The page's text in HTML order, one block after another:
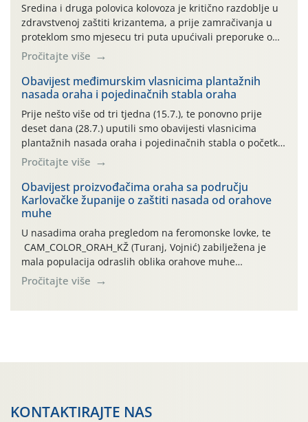
Sredina i druga polovica kolovoza je kritično razdoblje u
zdravstvenoj zaštiti krizantema, a prije zamračivanja u
proteklom smo mjesecu tri puta upućivali preporuke o
preventivnim mjerama zaštite krizantema od najčešćih
uzročnika bolesti, štetnika i fito-fagnih grinja (23.7., 14.7.,
06.7.)! Na početku ovog mjeseca je zabilježeno je
povijesno i ekstremno vruće meteorološko razdoblje, uz
najviše temperature […]
Pročitajte više
Obavijest međimurskim vlasnicima plantažnih
nasada oraha i pojedinačnih stabla oraha
Prije nešto više od tri tjedna (15.7.), te ponovno prije
deset dana (28.7.) uputili smo obavijesti vlasnicima
plantažnih nasada oraha i pojedinačnih stabla o početku
leta i ovogodišnjoj potrebi usmjerenog suzbijanja
orahove muhe (Rhagoletis completa)! Već dvanaest dana
traje drugi ovogodišnji “toplinski udar”, koji naročito
izražen zadnja šest dana (31.7.-05.8.), jer najviše
temperature zraka svakodnevno […]
Pročitajte više
Obavijest proizvođačima oraha sa području
Karlovačke županije o zaštiti nasada od orahove
muhe
U nasadima oraha pregledom na feromonske lovke, te
CAM_COLOR_ORAH_KŽ (Turanj, Vojnić) zabilježena je
mala populacija odraslih oblika orahove muhe
(Rhagoletis completa). Niska brojnost može se objasniti
činjenicom da je riječ o mladim nasadima s vrlo malim
Pročitajte više
KONTAKTIRAJTE NAS